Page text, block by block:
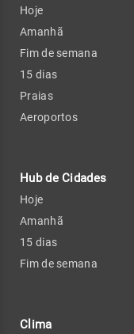
Hoje
Amanhã
Fim de semana
15 dias
Praias
Aeroportos
Hub de Cidades
Hoje
Amanhã
15 dias
Fim de semana
Clima